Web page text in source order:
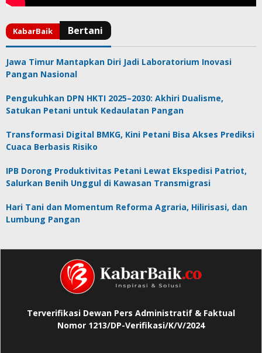
Jawa Timur Mantapkan Diri Jadi Laboratorium Inovasi
Pangan Nasional
Pengukuhkan DPN HKTI 2025–2030: Akhiri Dualisme,
Satukan Petani untuk Kedaulatan Pangan
Transformasi Digital BMKG, Kini Petani Bisa Akses Prediksi
Cuaca Berbasis Risiko
IPB Dorong Produktivitas Petani Lewat Ekspedisi Patriot,
Salurkan Benih Unggul di Kawasan Transmigrasi
Hari Tani dan Momentum Reforma Agraria, Hilirisasi, dan
Lumbung Pangan
Terverifikasi Dewan Pers Administratif & Faktual
Nomor 1213/DP-Verifikasi/K/V/2024